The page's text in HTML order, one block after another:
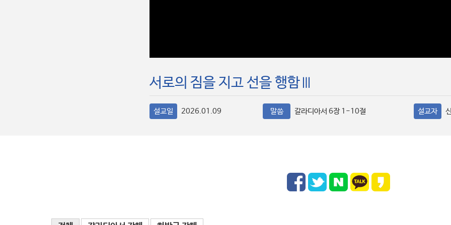
서로의 짐을 지고 선을 행함Ⅲ
설교일 2026.01.09 말씀 갈라디아서 6장 1-10절 설교자